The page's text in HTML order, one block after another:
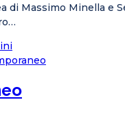
di Massimo Minella